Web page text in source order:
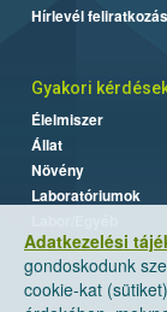
Adatkezelési
gondoskodunk
cookie-kat
Hírlevél feliratkozás
Gyakori
Élelmiszer
Állat
Növény
Laboratóriumok